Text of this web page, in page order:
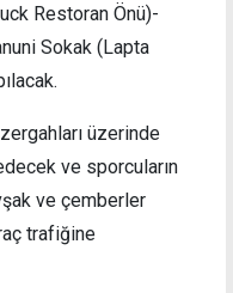
Restoran Önü)-
Sokak (Lapta
üzerinde
ve sporcuların
ve çemberler
trafiğine